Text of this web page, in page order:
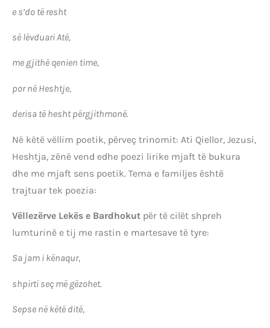
e s’do të resht
së lëvduari Atë,
me gjithë qenien time,
por në Heshtje,
derisa të hesht përgjithmonë.
Në këtë vëllim poetik, përveç trinomit: Ati Qiellor, Jezusi,
Heshtja, zënë vend edhe poezi lirike mjaft të bukura
dhe me mjaft sens poetik. Tema e familjes është
trajtuar tek poezia:
Vëllezërve Lekës e Bardhokut për të cilët shpreh
lumturinë e tij me rastin e martesave të tyre:
Sa jam i kënaqur,
shpirti seç më gëzohet.
Sepse në këtë ditë,